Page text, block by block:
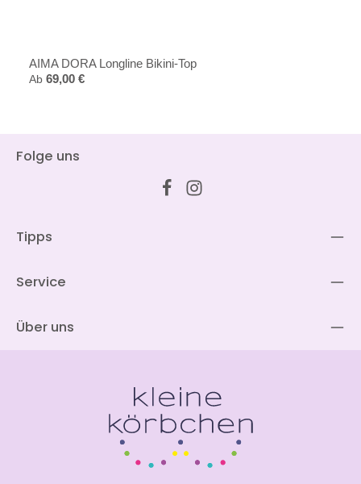
AIMA DORA Longline Bikini-Top
Regulärer Preis:
Ab 69,00 €
Folge uns
Tipps
Service
Über uns